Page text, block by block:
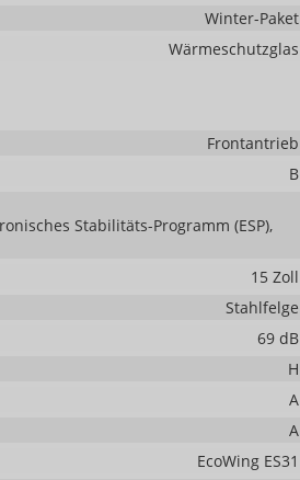
Winter-Paket
Wärmeschutzglas
Frontantrieb
B
Stabilitäts-Programm (ESP),
15 Zoll
Stahlfelge
69 dB
H
A
A
EcoWing ES31